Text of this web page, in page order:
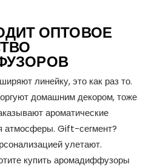
ОПТОВОЕ
линейку, это как раз то.
домашним декором, тоже
ароматические
Gift-сегмент?
улетают.
купить аромадиффузоры